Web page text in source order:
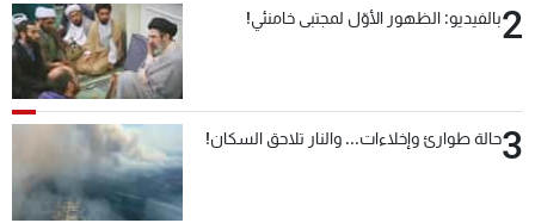
2بالفيديو: الظهور الأوّل لمجتبى خامنئي!
3حالة طوارئ وإخلاءات... والنار تلاحق السكان!